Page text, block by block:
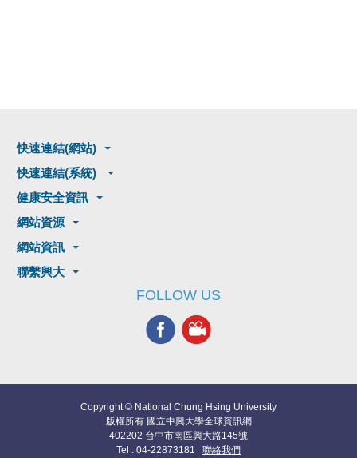
快速連結(網站)
快速連結(系統)
健康安全資訊
網站資源
網站資訊
聯繫興大
FOLLOW US
Copyright © National Chung Hsing University
版權所有 國立中興大學全球資訊網
402202 台中市南區興大路145號
Tel : 04-22873181 聯絡我們